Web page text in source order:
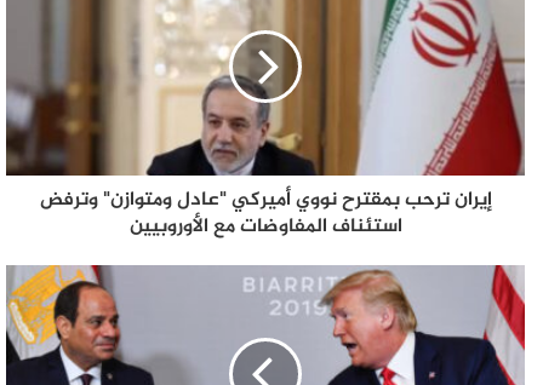
إيران ترحب بمقترح نووي أميركي "عادل ومتوازن" وترفض
استئناف المفاوضات مع الأوروبيين